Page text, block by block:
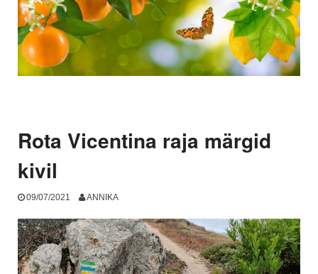
Rota Vicentina raja märgid
kivil
09/07/2021 ANNIKA